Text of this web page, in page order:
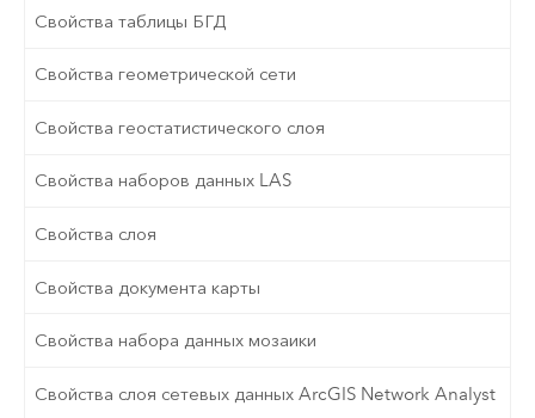
Свойства таблицы БГД
Свойства геометрической сети
Свойства геостатистического слоя
Свойства наборов данных LAS
Свойства слоя
Свойства документа карты
Свойства набора данных мозаики
Свойства слоя сетевых данных ArcGIS Network Analyst